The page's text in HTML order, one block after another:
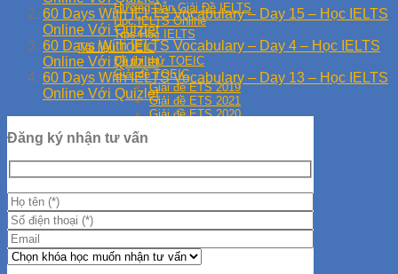
Hướng Dẫn Giải Đề IELTS
Học IELTS Online
Tips Học IELTS
Tài liệu TOEIC
Đề thi thử TOEIC
Giải đề TOEIC
Giải đề ETS 2019
Giải đề ETS 2021
Giải đề ETS 2020
Tip TOEIC
60 Days With IELTS Vocabulary – Day 15 – Học IELTS
Online Với Quizlet
60 Days With IELTS Vocabulary – Day 4 – Học IELTS
Online Với Quizlet
60 Days With IELTS Vocabulary – Day 13 – Học IELTS
Online Với Quizlet
Đăng ký nhận tư vấn